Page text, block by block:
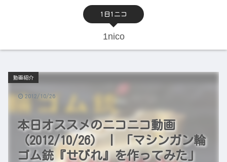
1日1ニコ
1nico
本日オススメのニコニコ動画
（2012/10/26） | 「マシンガン輪
ゴム銃『せびれ』を作ってみた」
動画紹介
2012/10/26